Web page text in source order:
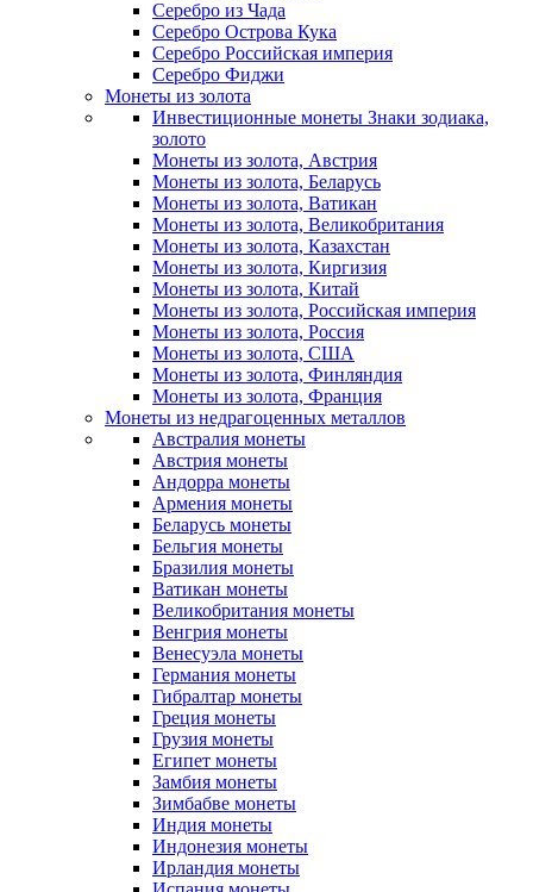
Серебро из Чада
Серебро Острова Кука
Серебро Российская империя
Серебро Фиджи
Монеты из золота
Инвестиционные монеты Знаки зодиака,
золото
Монеты из золота, Австрия
Монеты из золота, Беларусь
Монеты из золота, Ватикан
Монеты из золота, Великобритания
Монеты из золота, Казахстан
Монеты из золота, Киргизия
Монеты из золота, Китай
Монеты из золота, Российская империя
Монеты из золота, Россия
Монеты из золота, США
Монеты из золота, Финляндия
Монеты из золота, Франция
Монеты из недрагоценных металлов
Австралия монеты
Австрия монеты
Андорра монеты
Армения монеты
Беларусь монеты
Бельгия монеты
Бразилия монеты
Ватикан монеты
Великобритания монеты
Венгрия монеты
Венесуэла монеты
Германия монеты
Гибралтар монеты
Греция монеты
Грузия монеты
Египет монеты
Замбия монеты
Зимбабве монеты
Индия монеты
Индонезия монеты
Ирландия монеты